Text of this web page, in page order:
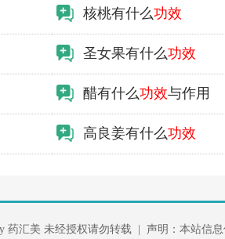
核桃有什么功效
圣女果有什么功效
醋有什么功效与作用
高良姜有什么功效
药汇美 未经授权请勿转载 | 声明：本站信